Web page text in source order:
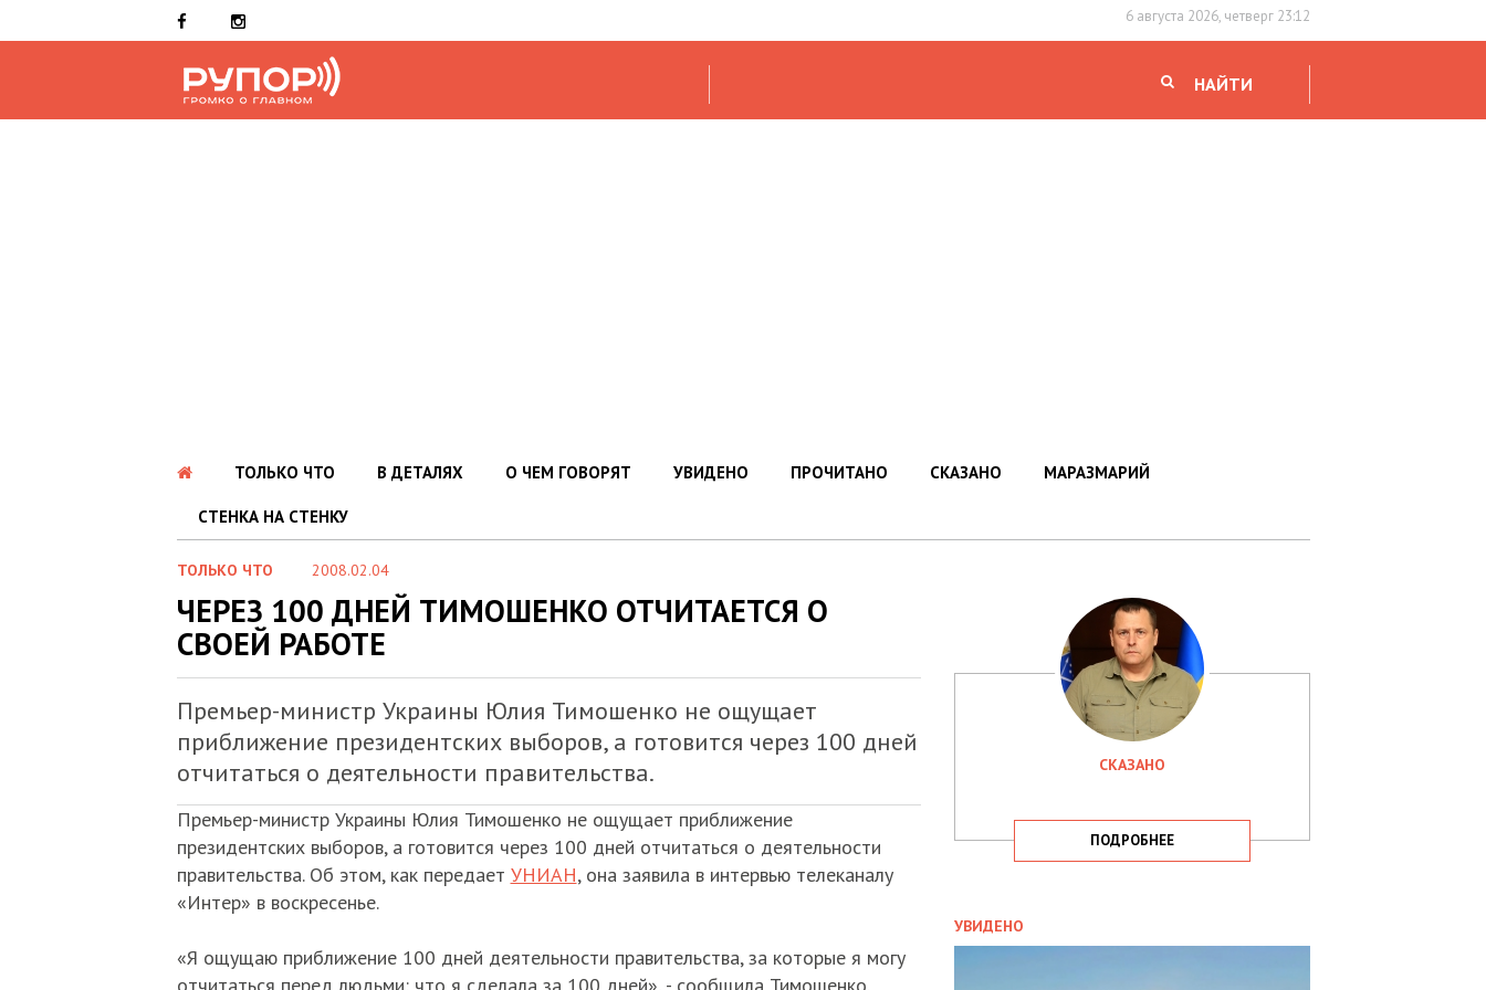
6 августа 2026, четверг 23:12
НАЙТИ
ТОЛЬКО ЧТО В ДЕТАЛЯХ О ЧЕМ ГОВОРЯТ УВИДЕНО ПРОЧИТАНО СКАЗАНО МАРАЗМАРИЙ
СТЕНКА НА СТЕНКУ
ТОЛЬКО ЧТО 2008.02.04
ЧЕРЕЗ 100 ДНЕЙ ТИМОШЕНКО ОТЧИТАЕТСЯ О
СВОЕЙ РАБОТЕ
Премьер-министр Украины Юлия Тимошенко не ощущает
приближение президентских выборов, а готовится через 100 дней
отчитаться о деятельности правительства.
Премьер-министр Украины Юлия Тимошенко не ощущает приближение
президентских выборов, а готовится через 100 дней отчитаться о деятельности
правительства. Об этом, как передает УНИАН, она заявила в интервью телеканалу
«Интер» в воскресенье.
«Я ощущаю приближение 100 дней деятельности правительства, за которые я могу
СКАЗАНО
ПОДРОБНЕЕ
УВИДЕНО
ЗАТРИМАЛА